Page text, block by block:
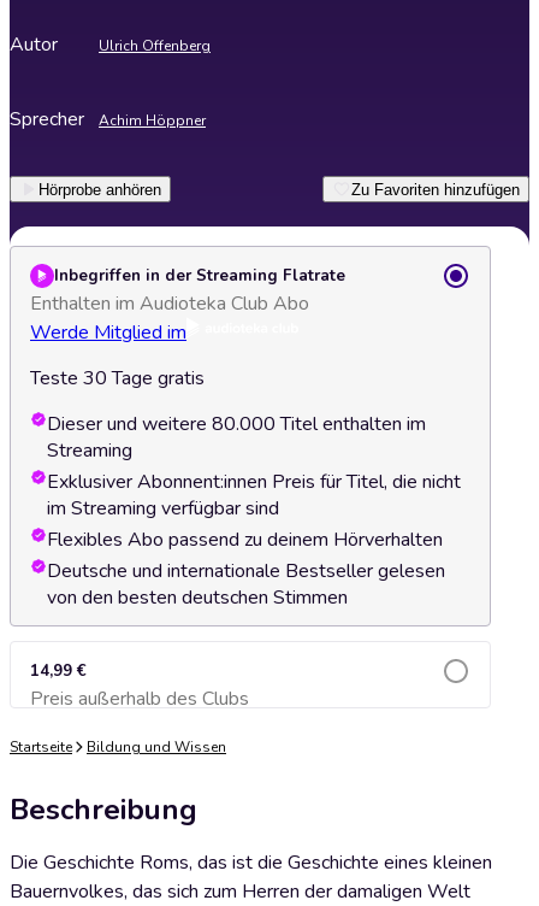
Autor Ulrich Offenberg
Sprecher Achim Höppner
Hörprobe anhören Zu Favoriten hinzufügen
Inbegriffen in der Streaming Flatrate
Enthalten im Audioteka Club Abo
Werde Mitglied im
Teste 30 Tage gratis
Dieser und weitere 80.000 Titel enthalten im
Streaming
Exklusiver Abonnent:innen Preis für Titel, die nicht
im Streaming verfügbar sind
Flexibles Abo passend zu deinem Hörverhalten
Deutsche und internationale Bestseller gelesen
von den besten deutschen Stimmen
14,99 €
Preis außerhalb des ClubsZum Warenkorb hinzufügen
Startseite Bildung und Wissen
Beschreibung
Die Geschichte Roms, das ist die Geschichte eines kleinen
Bauernvolkes, das sich zum Herren der damaligen Welt